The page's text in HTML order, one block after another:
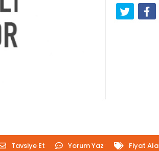
Tavsiye Et Yorum Yaz Fiyat